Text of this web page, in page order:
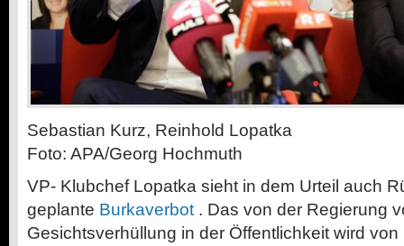
Sebastian Kurz, Reinhold Lopatka
Foto: APA/Georg Hochmuth
VP- Klubchef Lopatka sieht in dem Urteil auch
geplante Burkaverbot . Das von der Regierung
Gesichtsverhüllung in der Öffentlichkeit wird von